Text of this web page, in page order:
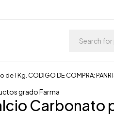
Kg. CODIGO DE COMPRA:
grado Farma
Carbonato